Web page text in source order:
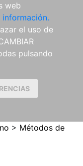
web
información.
el uso de
pulsando
> Métodos de